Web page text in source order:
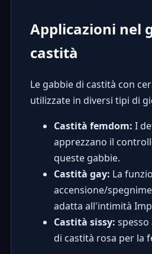
Applicazioni nel
castità
Le gabbie di castità con
utilizzate in diversi tipi di
Castità femdom: I
apprezzano il
queste gabbie.
Castità gay: La
accensione/
adatta all'intimità
Castità sissy:
di castità rosa per la